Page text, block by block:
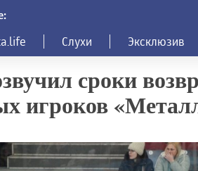
Слухи Эксклюзив
сроки
игроков